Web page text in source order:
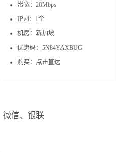
带宽：20Mbps
IPv4：1个
机房：新加坡
优惠码：5N84YAXBUG
购买：点击直达
微信、银联